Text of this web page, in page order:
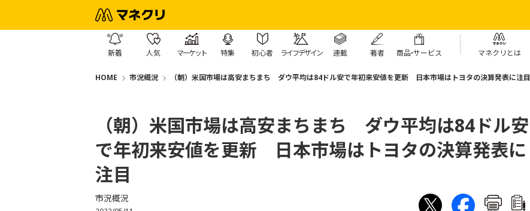
新着 人気 マーケット 特集 初心者 ライフデザイン 連載 著者 商品・サービス マネクリとは
HOME 市況概況 （朝）米国市場は高安まちまち ダウ平均は84ドル安で年初来安値を更新 日本市場はトヨタの決算発表に注目
（朝）米国市場は高安まちまち ダウ平均は84ドル安
で年初来安値を更新 日本市場はトヨタの決算発表に
注目
市況概況